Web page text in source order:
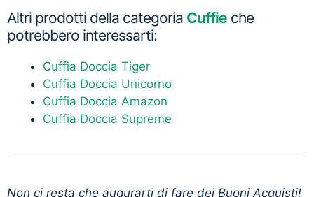
Altri prodotti della categoria Cuffie che
potrebbero interessarti:
Cuffia Doccia Tiger
Cuffia Doccia Unicorno
Cuffia Doccia Amazon
Cuffia Doccia Supreme
Non ci resta che augurarti di fare dei Buoni Acquisti!